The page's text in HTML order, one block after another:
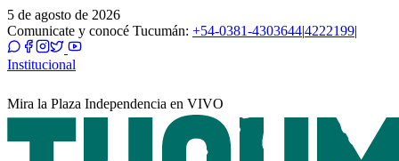
5 de agosto de 2026
Comunicate y conocé Tucumán: +54-0381-4303644|4222199|
Institucional
Mira la Plaza Independencia en VIVO